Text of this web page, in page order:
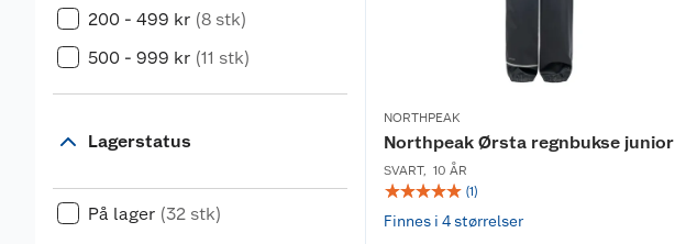
200 - 499 kr (8 stk)
500 - 999 kr (11 stk)
Lagerstatus
På lager (32 stk)
NORTHPEAK
Northpeak Ørsta regnbukse junior
SVART, 10 ÅR
☆☆☆☆☆ (1)
Finnes i 4 størrelser